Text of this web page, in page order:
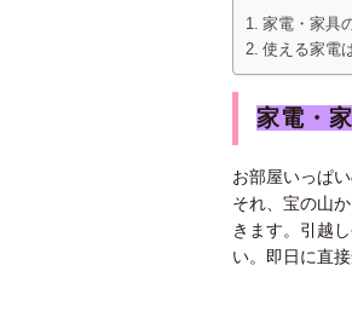
家電・家具
使える家電
家電・
お部屋いっぱ
それ、宝の山
きます。引越
い。即日に直